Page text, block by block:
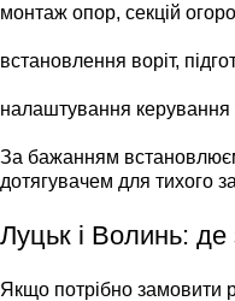
монтаж опор, секцій
встановлення воріт,
налаштування керування
За бажанням
дотягувачем для тихого
Луцьк і Волинь:
Якщо потрібно замовити